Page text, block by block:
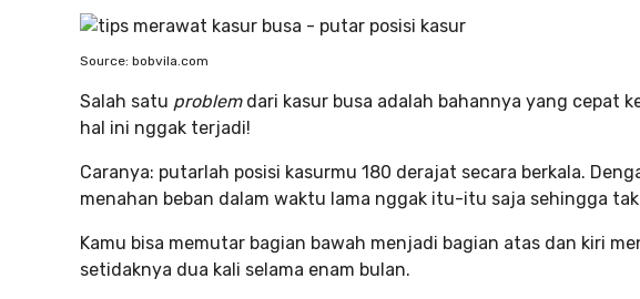
Source: bobvila.com
Salah satu problemdari kasur busa adalah bahannya yang cepat
hal ini nggak terjadi!
Caranya: putarlah posisi kasurmu 180 derajat secara berkala.
menahan beban dalam waktu lama nggak itu-itu saja sehingga
Kamu bisa memutar bagian bawah menjadi bagian atas dan kiri
setidaknya dua kali selama enam bulan.